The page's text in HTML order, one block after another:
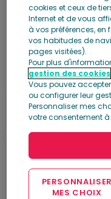
personnages
Les
cookies et ceux de
Internet et de vous
à vos préférences, en
vos habitudes de
pages visitées).
Pour plus
gestion des cookies
Vous pouvez
ou configurer leur
Personnaliser mes
votre consentement
PERSONNALISER
MES CHOIX